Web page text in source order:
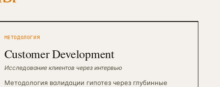
МЕТОДОЛОГИЯ
Customer Development
Исследование клиентов через интервью
Методология валидации гипотез через глубинные